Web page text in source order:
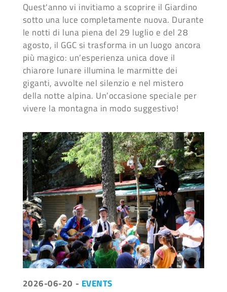
Quest'anno vi invitiamo a scoprire il Giardino
sotto una luce completamente nuova. Durante
le notti di luna piena del 29 luglio e del 28
agosto, il GGC si trasforma in un luogo ancora
più magico: un’esperienza unica dove il
chiarore lunare illumina le marmitte dei
giganti, avvolte nel silenzio e nel mistero
della notte alpina. Un’occasione speciale per
vivere la montagna in modo suggestivo!
2026-06-20 - EVENTS